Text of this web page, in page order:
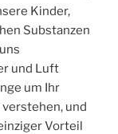
Kinder,
Substanzen
und Luft
um Ihr
verstehen, und
Vorteil